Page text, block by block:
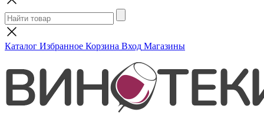
Каталог Избранное Корзина Вход Магазины